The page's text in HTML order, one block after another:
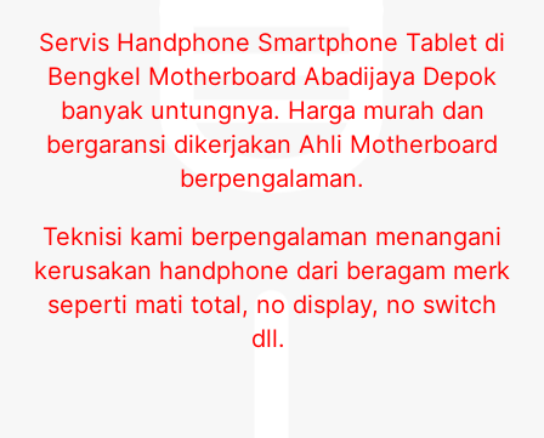
Servis Handphone Smartphone Tablet di
Bengkel Motherboard Abadijaya Depok
banyak untungnya. Harga murah dan
bergaransi dikerjakan Ahli Motherboard
berpengalaman.
Teknisi kami berpengalaman menangani
kerusakan handphone dari beragam merk
seperti mati total, no display, no switch
dll.